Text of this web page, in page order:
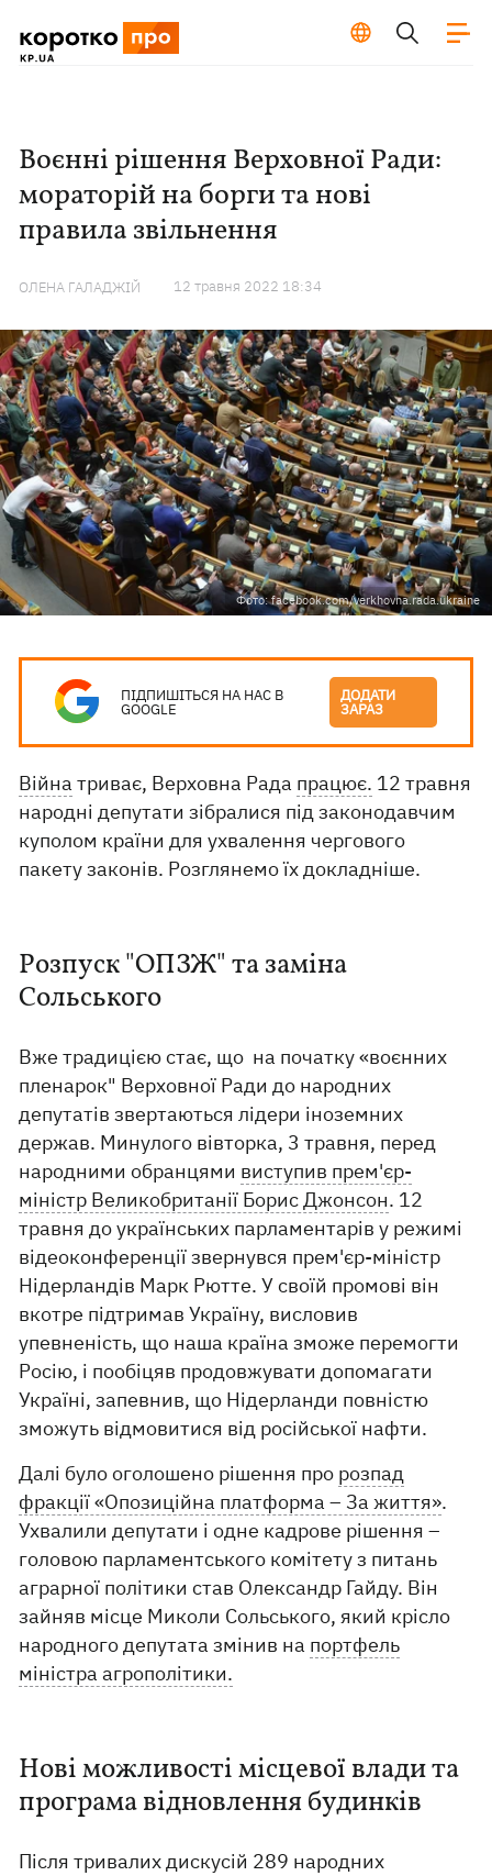
Воєнні рішення Верховної Ради:
мораторій на борги та нові
правила звільнення
ОЛЕНА ГАЛАДЖІЙ 12 травня 2022 18:34
Фото: facebook.com/verkhovna.rada.ukraine
ПІДПИШІТЬСЯ НА НАС В
GOOGLE
ДОДАТИ
ЗАРАЗ
Війна триває, Верховна Рада працює. 12 травня
народні депутати зібралися під законодавчим
куполом країни для ухвалення чергового
пакету законів. Розглянемо їх докладніше.
Розпуск "ОПЗЖ" та заміна
Сольського
Вже традицією стає, що на початку «воєнних
пленарок" Верховної Ради до народних
депутатів звертаються лідери іноземних
держав. Минулого вівторка, 3 травня, перед
народними обранцями виступив прем'єр-
міністр Великобританії Борис Джонсон. 12
травня до українських парламентарів у режимі
відеоконференції звернувся прем'єр-міністр
Нідерландів Марк Рютте. У своїй промові він
вкотре підтримав Україну, висловив
упевненість, що наша країна зможе перемогти
Росію, і пообіцяв продовжувати допомагати
Україні, запевнив, що Нідерланди повністю
зможуть відмовитися від російської нафти.
Далі було оголошено рішення про розпад
фракції «Опозиційна платформа – За життя».
Ухвалили депутати і одне кадрове рішення –
головою парламентського комітету з питань
аграрної політики став Олександр Гайду. Він
зайняв місце Миколи Сольського, який крісло
народного депутата змінив на портфель
міністра агрополітики.
Нові можливості місцевої влади та
програма відновлення будинків
Після тривалих дискусій 289 народних